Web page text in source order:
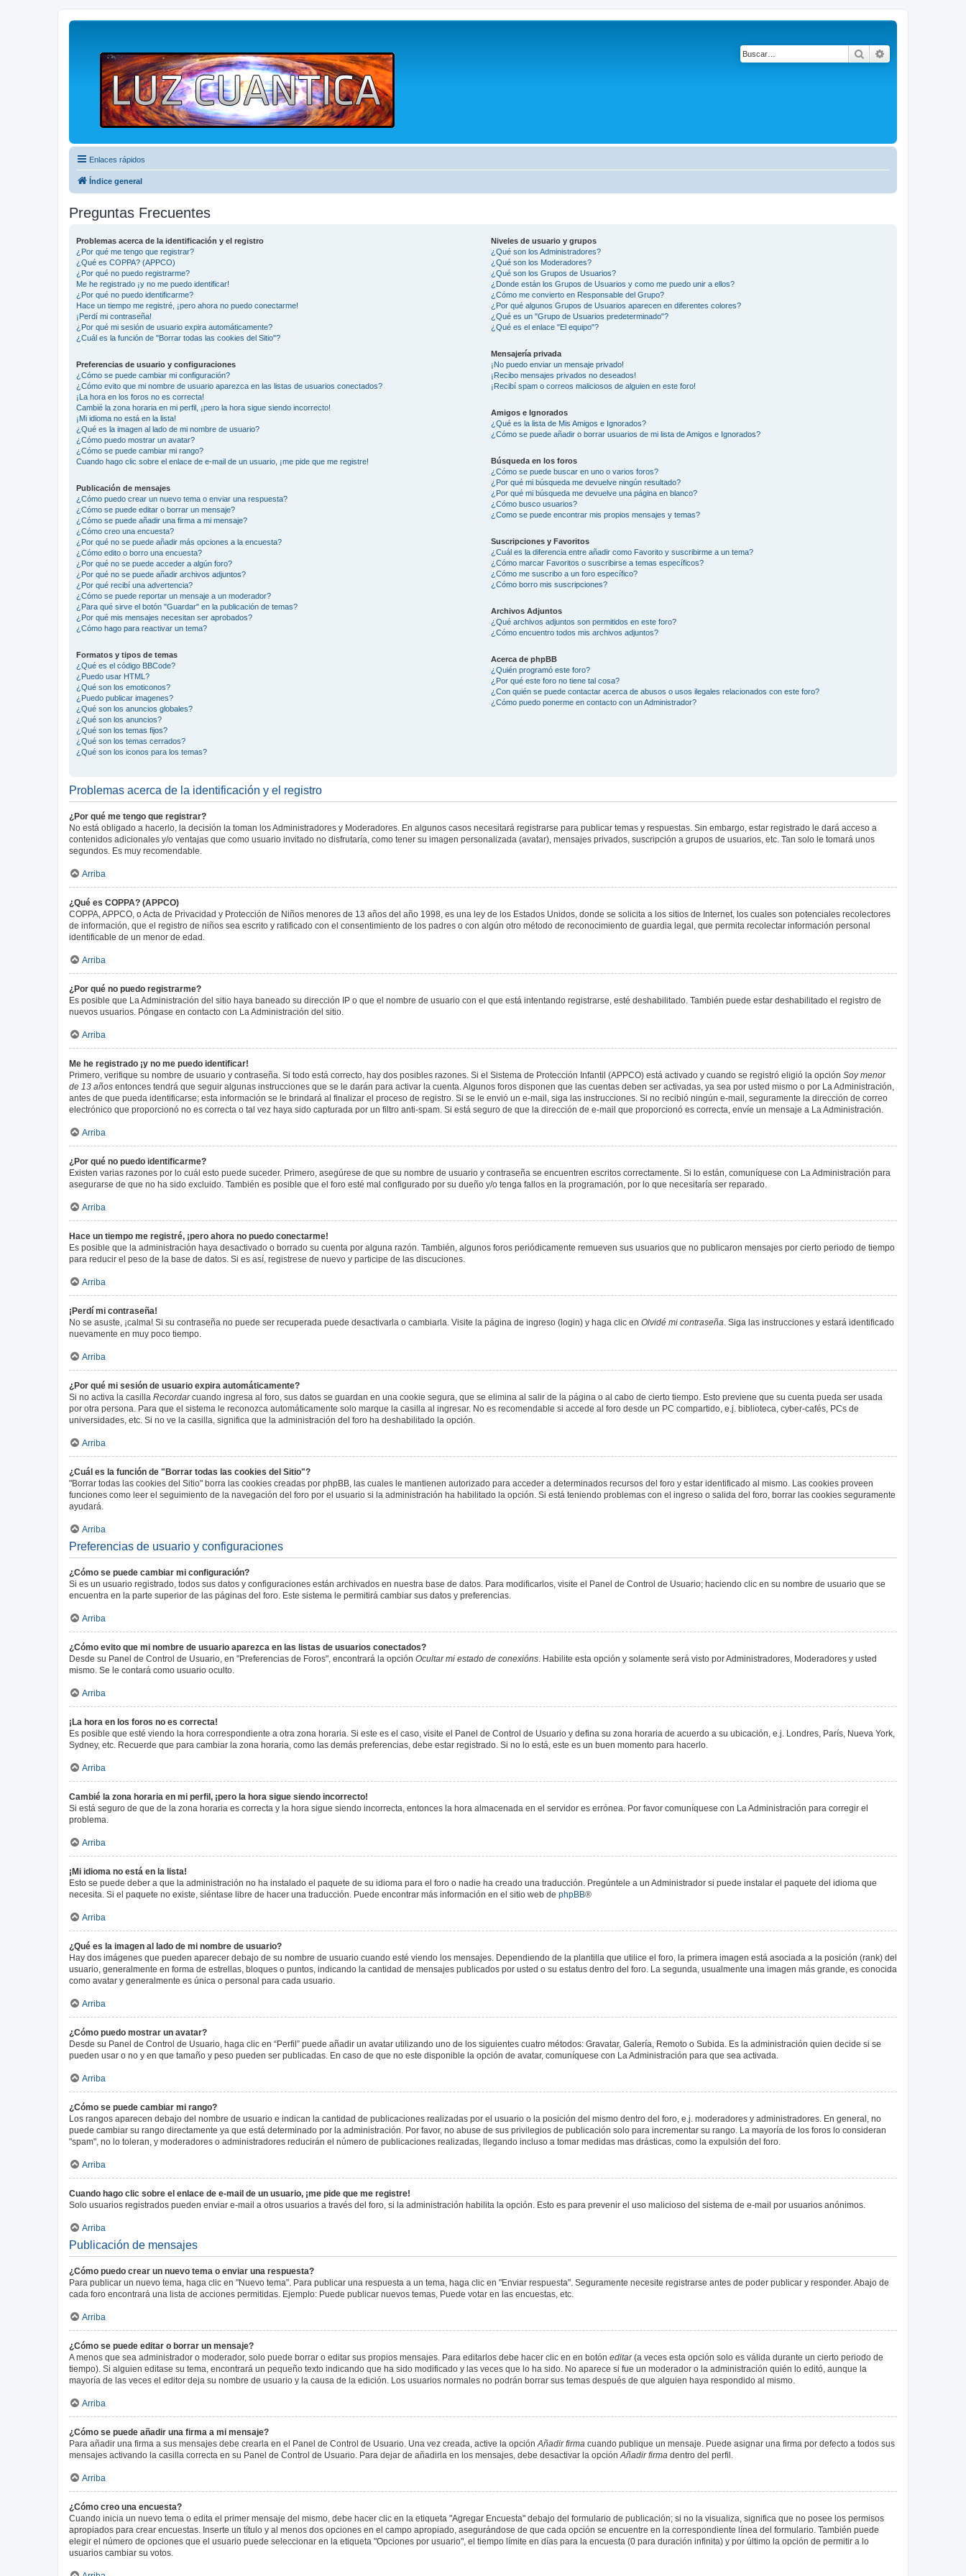
Buscar
Enlaces rápidos
Índice general
Preguntas Frecuentes
Problemas acerca de la identificación y el registro
¿Por qué me tengo que registrar?
¿Qué es COPPA? (APPCO)
¿Por qué no puedo registrarme?
Me he registrado ¡y no me puedo identificar!
¿Por qué no puedo identificarme?
Hace un tiempo me registré, ¡pero ahora no puedo conectarme!
¡Perdí mi contraseña!
¿Por qué mi sesión de usuario expira automáticamente?
¿Cuál es la función de "Borrar todas las cookies del Sitio"?
Preferencias de usuario y configuraciones
¿Cómo se puede cambiar mi configuración?
¿Cómo evito que mi nombre de usuario aparezca en las listas de usuarios conectados?
¡La hora en los foros no es correcta!
Cambié la zona horaria en mi perfil, ¡pero la hora sigue siendo incorrecto!
¡Mi idioma no está en la lista!
¿Qué es la imagen al lado de mi nombre de usuario?
¿Cómo puedo mostrar un avatar?
¿Cómo se puede cambiar mi rango?
Cuando hago clic sobre el enlace de e-mail de un usuario, ¡me pide que me registre!
Publicación de mensajes
¿Cómo puedo crear un nuevo tema o enviar una respuesta?
¿Cómo se puede editar o borrar un mensaje?
¿Cómo se puede añadir una firma a mi mensaje?
¿Cómo creo una encuesta?
¿Por qué no se puede añadir más opciones a la encuesta?
¿Cómo edito o borro una encuesta?
¿Por qué no se puede acceder a algún foro?
¿Por qué no se puede añadir archivos adjuntos?
¿Por qué recibí una advertencia?
¿Cómo se puede reportar un mensaje a un moderador?
¿Para qué sirve el botón "Guardar" en la publicación de temas?
¿Por qué mis mensajes necesitan ser aprobados?
¿Cómo hago para reactivar un tema?
Formatos y tipos de temas
¿Qué es el código BBCode?
¿Puedo usar HTML?
¿Qué son los emoticonos?
¿Puedo publicar imagenes?
¿Qué son los anuncios globales?
¿Qué son los anuncios?
¿Qué son los temas fijos?
¿Qué son los temas cerrados?
¿Qué son los iconos para los temas?
Niveles de usuario y grupos
¿Qué son los Administradores?
¿Qué son los Moderadores?
¿Qué son los Grupos de Usuarios?
¿Donde están los Grupos de Usuarios y como me puedo unir a ellos?
¿Cómo me convierto en Responsable del Grupo?
¿Por qué algunos Grupos de Usuarios aparecen en diferentes colores?
¿Qué es un "Grupo de Usuarios predeterminado"?
¿Qué es el enlace "El equipo"?
Mensajería privada
¡No puedo enviar un mensaje privado!
¡Recibo mensajes privados no deseados!
¡Recibí spam o correos maliciosos de alguien en este foro!
Amigos e Ignorados
¿Qué es la lista de Mis Amigos e Ignorados?
¿Cómo se puede añadir o borrar usuarios de mi lista de Amigos e Ignorados?
Búsqueda en los foros
¿Cómo se puede buscar en uno o varios foros?
¿Por qué mi búsqueda me devuelve ningún resultado?
¿Por qué mi búsqueda me devuelve una página en blanco?
¿Cómo busco usuarios?
¿Como se puede encontrar mis propios mensajes y temas?
Suscripciones y Favoritos
¿Cuál es la diferencia entre añadir como Favorito y suscribirme a un tema?
¿Cómo marcar Favoritos o suscribirse a temas específicos?
¿Cómo me suscribo a un foro específico?
¿Cómo borro mis suscripciones?
Archivos Adjuntos
¿Qué archivos adjuntos son permitidos en este foro?
¿Cómo encuentro todos mis archivos adjuntos?
Acerca de phpBB
¿Quién programó este foro?
¿Por qué este foro no tiene tal cosa?
¿Con quién se puede contactar acerca de abusos o usos ilegales relacionados con este foro?
¿Cómo puedo ponerme en contacto con un Administrador?
Problemas acerca de la identificación y el registro
¿Por qué me tengo que registrar?
No está obligado a hacerlo, la decisión la toman los Administradores y Moderadores. En algunos casos necesitará registrarse para publicar temas y respuestas. Sin embargo, estar registrado le dará acceso a
contenidos adicionales y/o ventajas que como usuario invitado no disfrutaría, como tener su imagen personalizada (avatar), mensajes privados, suscripción a grupos de usuarios, etc. Tan solo le tomará unos
segundos. Es muy recomendable.
Arriba
¿Qué es COPPA? (APPCO)
COPPA, APPCO, o Acta de Privacidad y Protección de Niños menores de 13 años del año 1998, es una ley de los Estados Unidos, donde se solicita a los sitios de Internet, los cuales son potenciales recolectores
de información, que el registro de niños sea escrito y ratificado con el consentimiento de los padres o con algún otro método de reconocimiento de guardia legal, que permita recolectar información personal
identificable de un menor de edad.
Arriba
¿Por qué no puedo registrarme?
Es posible que La Administración del sitio haya baneado su dirección IP o que el nombre de usuario con el que está intentando registrarse, esté deshabilitado. También puede estar deshabilitado el registro de
nuevos usuarios. Póngase en contacto con La Administración del sitio.
Arriba
Me he registrado ¡y no me puedo identificar!
Primero, verifique su nombre de usuario y contraseña. Si todo está correcto, hay dos posibles razones. Si el Sistema de Protección Infantil (APPCO) está activado y cuando se registró eligió la opción Soy menor
de 13 años entonces tendrá que seguir algunas instrucciones que se le darán para activar la cuenta. Algunos foros disponen que las cuentas deben ser activadas, ya sea por usted mismo o por La Administración,
antes de que pueda identificarse; esta información se le brindará al finalizar el proceso de registro. Si se le envió un e-mail, siga las instrucciones. Si no recibió ningún e-mail, seguramente la dirección de correo
electrónico que proporcionó no es correcta o tal vez haya sido capturada por un filtro anti-spam. Si está seguro de que la dirección de e-mail que proporcionó es correcta, envíe un mensaje a La Administración.
Arriba
¿Por qué no puedo identificarme?
Existen varias razones por lo cuál esto puede suceder. Primero, asegúrese de que su nombre de usuario y contraseña se encuentren escritos correctamente. Si lo están, comuníquese con La Administración para
asegurarse de que no ha sido excluido. También es posible que el foro esté mal configurado por su dueño y/o tenga fallos en la programación, por lo que necesitaría ser reparado.
Arriba
Hace un tiempo me registré, ¡pero ahora no puedo conectarme!
Es posible que la administración haya desactivado o borrado su cuenta por alguna razón. También, algunos foros periódicamente remueven sus usuarios que no publicaron mensajes por cierto periodo de tiempo
para reducir el peso de la base de datos. Si es así, registrese de nuevo y participe de las discuciones.
Arriba
¡Perdí mi contraseña!
No se asuste, ¡calma! Si su contraseña no puede ser recuperada puede desactivarla o cambiarla. Visite la página de ingreso (login) y haga clic en Olvidé mi contraseña. Siga las instrucciones y estará identificado
nuevamente en muy poco tiempo.
Arriba
¿Por qué mi sesión de usuario expira automáticamente?
Si no activa la casilla Recordarcuando ingresa al foro, sus datos se guardan en una cookie segura, que se elimina al salir de la página o al cabo de cierto tiempo. Esto previene que su cuenta pueda ser usada
por otra persona. Para que el sistema le reconozca automáticamente solo marque la casilla al ingresar. No es recomendable si accede al foro desde un PC compartido, e.j. biblioteca, cyber-cafés, PCs de
universidades, etc. Si no ve la casilla, significa que la administración del foro ha deshabilitado la opción.
Arriba
¿Cuál es la función de "Borrar todas las cookies del Sitio"?
"Borrar todas las cookies del Sitio" borra las cookies creadas por phpBB, las cuales le mantienen autorizado para acceder a determinados recursos del foro y estar identificado al mismo. Las cookies proveen
funciones como leer el seguimiento de la navegación del foro por el usuario si la administración ha habilitado la opción. Si está teniendo problemas con el ingreso o salida del foro, borrar las cookies seguramente
ayudará.
Arriba
Preferencias de usuario y configuraciones
¿Cómo se puede cambiar mi configuración?
Si es un usuario registrado, todos sus datos y configuraciones están archivados en nuestra base de datos. Para modificarlos, visite el Panel de Control de Usuario; haciendo clic en su nombre de usuario que se
encuentra en la parte superior de las páginas del foro. Este sistema le permitirá cambiar sus datos y preferencias.
Arriba
¿Cómo evito que mi nombre de usuario aparezca en las listas de usuarios conectados?
Desde su Panel de Control de Usuario, en "Preferencias de Foros", encontrará la opción Ocultar mi estado de conexións. Habilite esta opción y solamente será visto por Administradores, Moderadores y usted
mismo. Se le contará como usuario oculto.
Arriba
¡La hora en los foros no es correcta!
Es posible que esté viendo la hora correspondiente a otra zona horaria. Si este es el caso, visite el Panel de Control de Usuario y defina su zona horaria de acuerdo a su ubicación, e.j. Londres, París, Nueva York,
Sydney, etc. Recuerde que para cambiar la zona horaria, como las demás preferencias, debe estar registrado. Si no lo está, este es un buen momento para hacerlo.
Arriba
Cambié la zona horaria en mi perfil, ¡pero la hora sigue siendo incorrecto!
Si está seguro de que de la zona horaria es correcta y la hora sigue siendo incorrecta, entonces la hora almacenada en el servidor es errónea. Por favor comuníquese con La Administración para corregir el
problema.
Arriba
¡Mi idioma no está en la lista!
Esto se puede deber a que la administración no ha instalado el paquete de su idioma para el foro o nadie ha creado una traducción. Pregúntele a un Administrador si puede instalar el paquete del idioma que
necesita. Si el paquete no existe, siéntase libre de hacer una traducción. Puede encontrar más información en el sitio web de phpBB®
Arriba
¿Qué es la imagen al lado de mi nombre de usuario?
Hay dos imágenes que pueden aparecer debajo de su nombre de usuario cuando esté viendo los mensajes. Dependiendo de la plantilla que utilice el foro, la primera imagen está asociada a la posición (rank) del
usuario, generalmente en forma de estrellas, bloques o puntos, indicando la cantidad de mensajes publicados por usted o su estatus dentro del foro. La segunda, usualmente una imagen más grande, es conocida
como avatar y generalmente es única o personal para cada usuario.
Arriba
¿Cómo puedo mostrar un avatar?
Desde su Panel de Control de Usuario, haga clic en “Perfil” puede añadir un avatar utilizando uno de los siguientes cuatro métodos: Gravatar, Galería, Remoto o Subida. Es la administración quien decide si se
pueden usar o no y en que tamaño y peso pueden ser publicadas. En caso de que no este disponible la opción de avatar, comuníquese con La Administración para que sea activada.
Arriba
¿Cómo se puede cambiar mi rango?
Los rangos aparecen debajo del nombre de usuario e indican la cantidad de publicaciones realizadas por el usuario o la posición del mismo dentro del foro, e.j. moderadores y administradores. En general, no
puede cambiar su rango directamente ya que está determinado por la administración. Por favor, no abuse de sus privilegios de publicación solo para incrementar su rango. La mayoría de los foros lo consideran
"spam", no lo toleran, y moderadores o administradores reducirán el número de publicaciones realizadas, llegando incluso a tomar medidas mas drásticas, como la expulsión del foro.
Arriba
Cuando hago clic sobre el enlace de e-mail de un usuario, ¡me pide que me registre!
Solo usuarios registrados pueden enviar e-mail a otros usuarios a través del foro, si la administración habilita la opción. Esto es para prevenir el uso malicioso del sistema de e-mail por usuarios anónimos.
Arriba
Publicación de mensajes
¿Cómo puedo crear un nuevo tema o enviar una respuesta?
Para publicar un nuevo tema, haga clic en "Nuevo tema". Para publicar una respuesta a un tema, haga clic en "Enviar respuesta". Seguramente necesite registrarse antes de poder publicar y responder. Abajo de
cada foro encontrará una lista de acciones permitidas. Ejemplo: Puede publicar nuevos temas, Puede votar en las encuestas, etc.
Arriba
¿Cómo se puede editar o borrar un mensaje?
A menos que sea administrador o moderador, solo puede borrar o editar sus propios mensajes. Para editarlos debe hacer clic en en botón editar(a veces esta opción solo es válida durante un cierto periodo de
tiempo). Si alguien editase su tema, encontrará un pequeño texto indicando que ha sido modificado y las veces que lo ha sido. No aparece si fue un moderador o la administración quién lo editó, aunque la
mayoría de las veces el editor deja su nombre de usuario y la causa de la edición. Los usuarios normales no podrán borrar sus temas después de que alguien haya respondido al mismo.
Arriba
¿Cómo se puede añadir una firma a mi mensaje?
Para añadir una firma a sus mensajes debe crearla en el Panel de Control de Usuario. Una vez creada, active la opciónAñadir firma cuando publique un mensaje. Puede asignar una firma por defecto a todos sus
mensajes activando la casilla correcta en su Panel de Control de Usuario. Para dejar de añadirla en los mensajes, debe desactivar la opciónAñadir firma dentro del perfil.
Arriba
¿Cómo creo una encuesta?
Cuando inicia un nuevo tema o edita el primer mensaje del mismo, debe hacer clic en la etiqueta "Agregar Encuesta" debajo del formulario de publicación; si no la visualiza, significa que no posee los permisos
apropiados para crear encuestas. Inserte un título y al menos dos opciones en el campo apropiado, asegurándose de que cada opción se encuentre en la correspondiente línea del formulario. También puede
elegir el número de opciones que el usuario puede seleccionar en la etiqueta "Opciones por usuario", el tiempo límite en días para la encuesta (0 para duración infinita) y por último la opción de permitir a lo
usuarios cambiar su votos.